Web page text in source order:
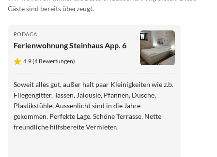
Gäste sind bereits überzeugt.
PODACA
Ferienwohnung Steinhaus App. 6
4.9 (4 Bewertungen)
Soweit alles gut, außer halt paar Kleinigkeiten wie z.b.
Fliegengitter, Tassen, Jalousie, Pfannen, Dusche,
Plastikstühle, Aussenlicht sind in die Jahre
gekommen. Perfekte Lage. Schöne Terrasse. Nette
freundliche hilfsbereite Vermieter.